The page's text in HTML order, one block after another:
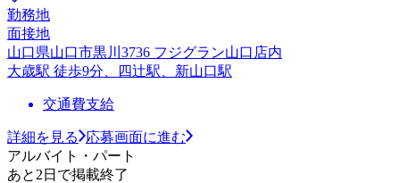
勤務地
面接地
山口県山口市黒川3736 フジグラン山口店内
大歳駅 徒歩9分、四辻駅、新山口駅
交通費支給
詳細を見る
応募画面に進む
アルバイト・パート
あと2日で掲載終了